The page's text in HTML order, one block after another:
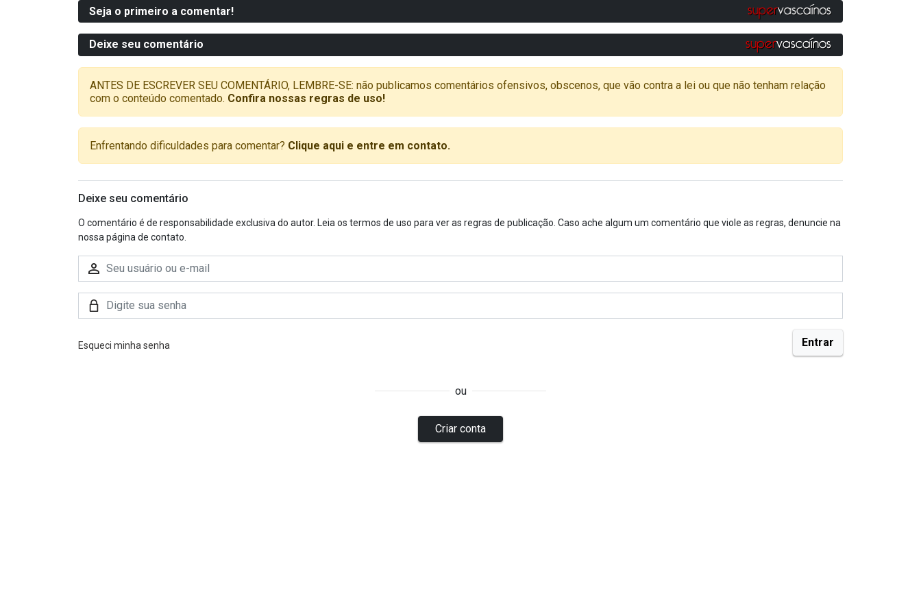
Seja o primeiro a comentar!
Deixe seu comentário
ANTES DE ESCREVER SEU COMENTÁRIO, LEMBRE-SE: não publicamos comentários ofensivos, obscenos, que vão contra a lei ou que não tenham relação
com o conteúdo comentado. Confira nossas regras de uso!
Enfrentando dificuldades para comentar? Clique aqui e entre em contato.
Deixe seu comentário
O comentário é de responsabilidade exclusiva do autor. Leia os termos de uso para ver as regras de publicação. Caso ache algum um comentário que viole as regras, denuncie na
nossa página de contato.
Esqueci minha senha
ou
Criar conta